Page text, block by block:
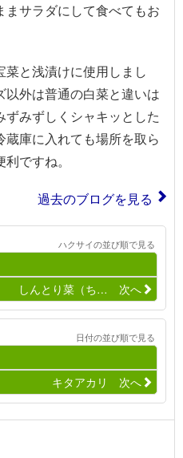
サラダにして食べてもお
と浅漬けに使用しまし
外は普通の白菜と違いは
みずしくシャキッとした
庫に入れても場所を取ら
ですね。
過去のブログを見る
ハクサイの並び順で見る
しんとり菜（ち… 次へ
日付の並び順で見る
キタアカリ 次へ